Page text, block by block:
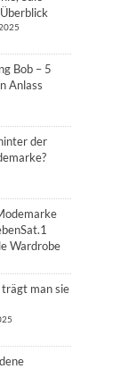
Bob – 5
Anlass
der
Wardrobe
trägt man sie